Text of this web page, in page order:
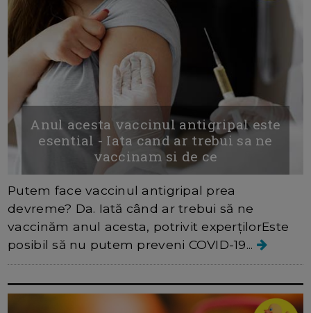
Anul acesta vaccinul antigripal este
esential - Iata cand ar trebui sa ne
vaccinam si de ce
Putem face vaccinul antigripal prea
devreme? Da. Iată când ar trebui să ne
vaccinăm anul acesta, potrivit experțilorEste
posibil să nu putem preveni COVID-19...